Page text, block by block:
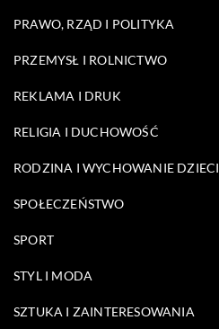
PRAWO, RZĄD I POLITYKA
PRZEMYSŁ I ROLNICTWO
REKLAMA I DRUK
RELIGIA I DUCHOWOŚĆ
RODZINA I WYCHOWANIE DZIECI
SPOŁECZEŃSTWO
SPORT
STYL I MODA
SZTUKA I ZAINTERESOWANIA